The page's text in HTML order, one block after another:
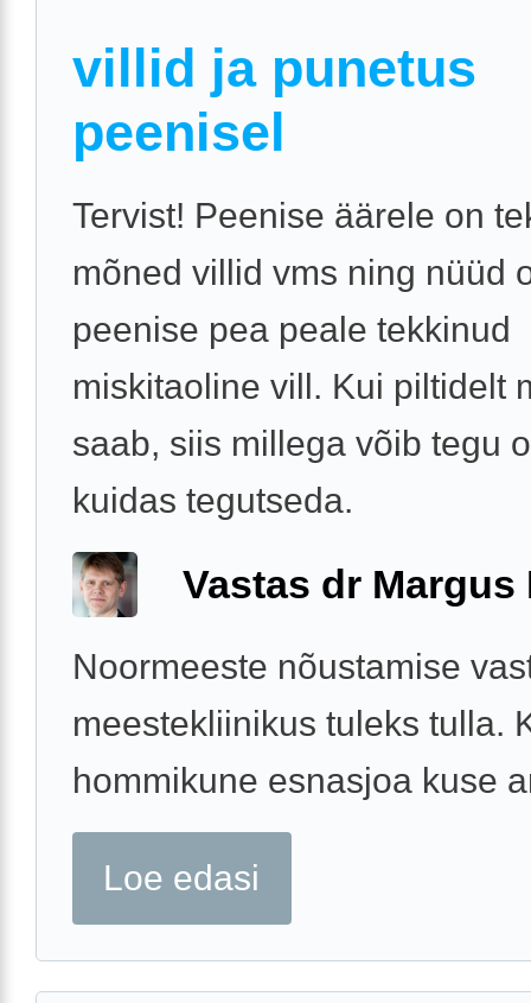
villid ja punetus
peenisel
Tervist! Peenise äärele on
mõned villid vms ning nüüd
peenise pea peale tekkinud
miskitaoline vill. Kui piltidelt
saab, siis millega võib tegu
kuidas tegutseda.
Vastas dr Margus
Noormeeste nõustamise
meestekliinikus tuleks tulla.
hommikune esnasjoa kuse
Loe edasi